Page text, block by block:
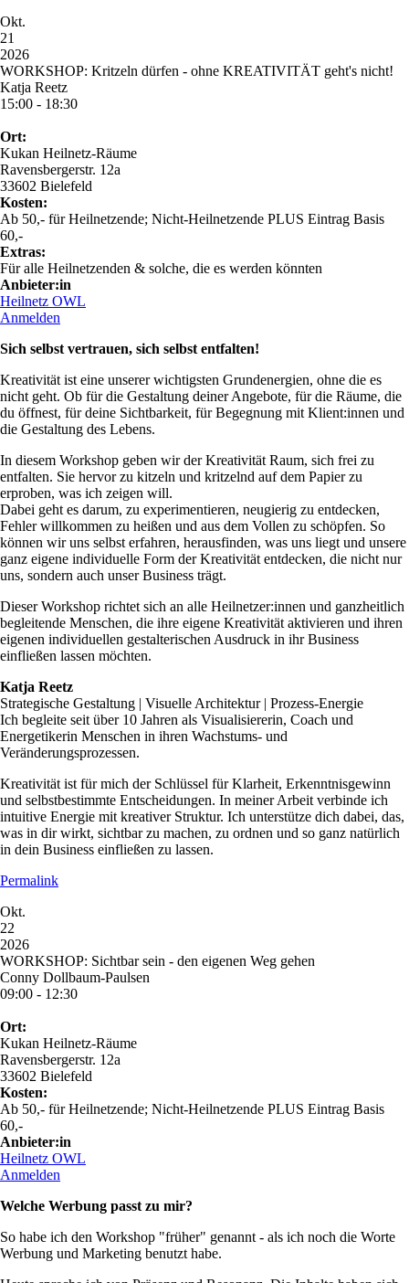
Okt.
21
2026
WORKSHOP: Kritzeln dürfen - ohne KREATIVITÄT geht's nicht!
Katja Reetz
15:00 - 18:30
Ort:
Kukan Heilnetz-Räume
Ravensbergerstr. 12a
33602 Bielefeld
Kosten:
Ab 50,- für Heilnetzende; Nicht-Heilnetzende PLUS Eintrag Basis
60,-
Extras:
Für alle Heilnetzenden & solche, die es werden könnten
Anbieter:in
Heilnetz OWL
Anmelden
Sich selbst vertrauen, sich selbst entfalten!
Kreativität ist eine unserer wichtigsten Grundenergien, ohne die es
nicht geht. Ob für die Gestaltung deiner Angebote, für die Räume, die
du öffnest, für deine Sichtbarkeit, für Begegnung mit Klient:innen und
die Gestaltung des Lebens.
In diesem Workshop geben wir der Kreativität Raum, sich frei zu
entfalten. Sie hervor zu kitzeln und kritzelnd auf dem Papier zu
erproben, was ich zeigen will.
Dabei geht es darum, zu experimentieren, neugierig zu entdecken,
Fehler willkommen zu heißen und aus dem Vollen zu schöpfen. So
können wir uns selbst erfahren, herausfinden, was uns liegt und unsere
ganz eigene individuelle Form der Kreativität entdecken, die nicht nur
uns, sondern auch unser Business trägt.
Dieser Workshop richtet sich an alle Heilnetzer:innen und ganzheitlich
begleitende Menschen, die ihre eigene Kreativität aktivieren und ihren
eigenen individuellen gestalterischen Ausdruck in ihr Business
einfließen lassen möchten.
Katja Reetz
Strategische Gestaltung | Visuelle Architektur | Prozess-Energie
Ich begleite seit über 10 Jahren als Visualisiererin, Coach und
Energetikerin Menschen in ihren Wachstums- und
Veränderungsprozessen.
Kreativität ist für mich der Schlüssel für Klarheit, Erkenntnisgewinn
und selbstbestimmte Entscheidungen. In meiner Arbeit verbinde ich
intuitive Energie mit kreativer Struktur. Ich unterstütze dich dabei, das,
was in dir wirkt, sichtbar zu machen, zu ordnen und so ganz natürlich
in dein Business einfließen zu lassen.
Permalink
Okt.
22
2026
WORKSHOP: Sichtbar sein - den eigenen Weg gehen
Conny Dollbaum-Paulsen
09:00 - 12:30
Ort:
Kukan Heilnetz-Räume
Ravensbergerstr. 12a
33602 Bielefeld
Kosten:
Ab 50,- für Heilnetzende; Nicht-Heilnetzende PLUS Eintrag Basis
60,-
Anbieter:in
Heilnetz OWL
Anmelden
Welche Werbung passt zu mir?
So habe ich den Workshop "früher" genannt - als ich noch die Worte
Werbung und Marketing benutzt habe.